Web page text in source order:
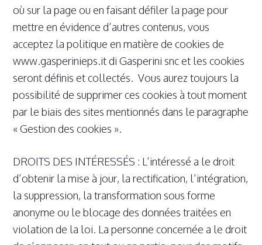
où sur la page ou en faisant défiler la page pour
mettre en évidence d’autres contenus, vous
acceptez la politique en matière de cookies de
www.gasperinieps.it di Gasperini snc et les cookies
seront définis et collectés. Vous aurez toujours la
possibilité de supprimer ces cookies à tout moment
par le biais des sites mentionnés dans le paragraphe
« Gestion des cookies ».
DROITS DES INTÉRESSÉS : L’intéressé a le droit
d’obtenir la mise à jour, la rectification, l’intégration,
la suppression, la transformation sous forme
anonyme ou le blocage des données traitées en
violation de la loi. La personne concernée a le droit